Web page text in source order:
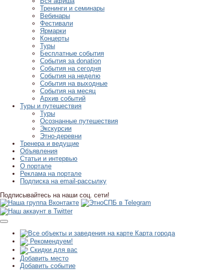
Тренинги и семинары
Вебинары
Фестивали
Ярмарки
Концерты
Туры
Бесплатные события
События за donation
События на сегодня
События на неделю
События на выходные
События на месяц
Архив событий
Туры и путешествия
Туры
Осознанные путешествия
Экскурсии
Этно-деревни
Тренера и ведущие
Объявления
Статьи и интервью
О портале
Реклама на портале
Подписка на email-рассылку
Подписывайтесь на наши соц. сети!
Карта города
Рекомендуем!
Скидки для вас
Добавить место
Добавить событие